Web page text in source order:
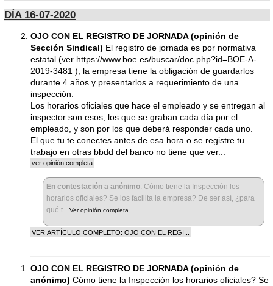
DÍA 16-07-2020
OJO CON EL REGISTRO DE JORNADA (opinión de
Sección Sindical) El registro de jornada es por normativa
estatal (ver https://www.boe.es/buscar/doc.php?id=BOE-A-
2019-3481 ), la empresa tiene la obligación de guardarlos
durante 4 años y presentarlos a requerimiento de una
inspección.
Los horarios oficiales que hace el empleado y se entregan al
inspector son esos, los que se graban cada día por el
empleado, y son por los que deberá responder cada uno.
El que tu te conectes antes de esa hora o se registre tu
trabajo en otras bbdd del banco no tiene que ver...
En contestación a anónimo: Cómo tiene la Inspección los
horarios oficiales? Se los facilita la empresa? De ser así, ¿para
qué t...
OJO CON EL REGISTRO DE JORNADA (opinión de
anónimo)Cómo tiene la Inspección los horarios oficiales? Se